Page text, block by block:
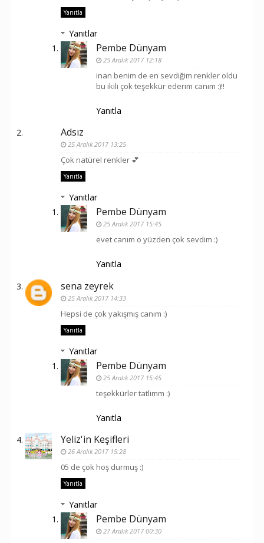
Yanıtla
Yanıtlar
Pembe Dünyam
25 Aralık 2017 12:18
inan benim de en sevdiğim renkler oldu
bu ikili çok teşekkür ederim canım :)!!
Yanıtla
Adsız
25 Aralık 2017 13:25
Çok natürel renkler 💕
Yanıtla
Yanıtlar
Pembe Dünyam
25 Aralık 2017 15:45
evet canım o yüzden çok sevdim :)
Yanıtla
sena zeyrek
25 Aralık 2017 14:33
Hepsi de çok yakışmış canım :)
Yanıtla
Yanıtlar
Pembe Dünyam
25 Aralık 2017 15:45
teşekkürler tatlımm :)
Yanıtla
Yeliz'in Keşifleri
26 Aralık 2017 15:28
05 de çok hoş durmuş :)
Yanıtla
Yanıtlar
Pembe Dünyam
27 Aralık 2017 00:30